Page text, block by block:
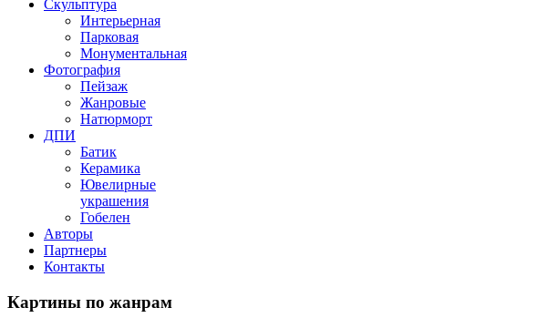
Скульптура
Интерьерная
Парковая
Монументальная
Фотография
Пейзаж
Жанровые
Натюрморт
ДПИ
Батик
Керамика
Ювелирные
украшения
Гобелен
Авторы
Партнеры
Контакты
Картины по жанрам